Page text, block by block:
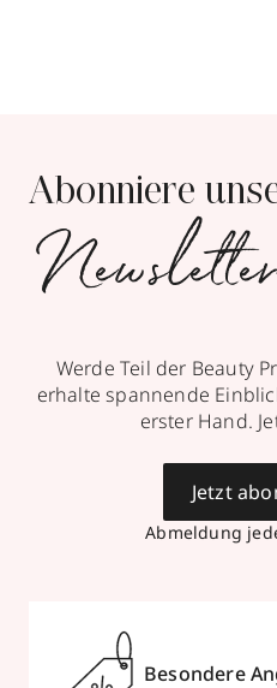
Abonniere
Werde Teil der Beauty
erhalte spannende
erster Hand.
Abmeldung
Jetzt
Besondere